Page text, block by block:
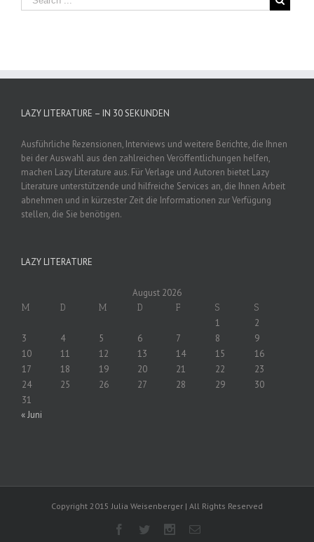
LAZY LITERATURE – IN 30 SEKUNDEN
Ausführliche Rezensionen, Interviews und weitere Berichte, die Ihnen
bei der Auswahl aus den zahlreichen Veröffentlichungen helfen,
machen Lazy Literature aus. Für Verlage und Autoren bietet Lazy
Literature unterstützende und hilfreiche Services an, die Ihnen Arbeit
abnehmen und in kürzester Zeit die Informationen zur Verfügung
stellen, die Sie benötigen.
LAZY LITERATURE
August 2026
M D M D F S S
1
2
3
4 5 6 7 8
9
10
11 12 13 14 15
16
17
18 19 20 21 22
23
24
25 26 27 28 29
30
31
« Juni
Copyright 2015 Julia Weisenberger | All Rights Reserved